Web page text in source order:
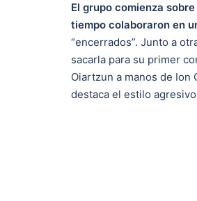
El grupo comienza
tiempo colaboraron en
“encerrados”. Junto a
sacarla para su primer
Oiartzun a manos de Ion
destaca el estilo